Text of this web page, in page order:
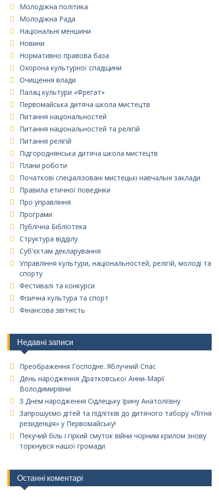
Молодіжна політика
Молодіжна Рада
Національні меншини
Новини
Нормативно правова база
Охорона культурної спадщини
Очищення влади
Палац культури «Фрегат»
Первомайська дитяча школа мистецтв
Питання національностей
Питання національностей та релігій
Питання релігій
Підгороднянська дитяча школа мистецтв
Плани роботи
Початкові спеціалізовані мистецькі навчальні заклади
Правила етичної поведінки
Про управління
Програми
Публічна Бібліотека
Структура відділу
Суб'єктам декларування
Управління культури, національностей, релігій, молоді та
спорту
Фестивалі та конкурси
Фізична культура та спорт
Фінансова звітність
Недавні записи
Преображення Господне. Яблучний Спас
День народження Дратковської Анни-Марії
Володимирівни
З Днем народження Сідлецьку Ірину Анатоліївну
Запрошуємо дітей та підлітків до дитячого табору «Літня
резиденція» у Первомайську!
Пекучий біль і гіркий смуток війни чорним крилом знову
торкнувся нашої громади
Останні коментарі